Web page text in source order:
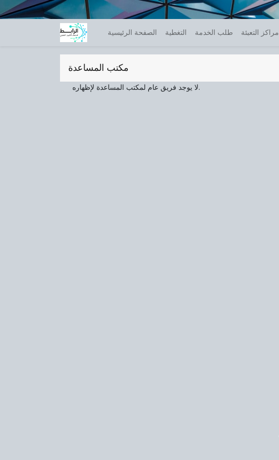
الصفحة الرئيسية التغطية طلب الخدمة مراكز التعبئة
مكتب المساعدة
لا يوجد فريق عام لمكتب المساعدة لإظهاره.